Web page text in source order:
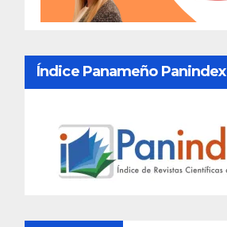
Índice Panameño Panindex